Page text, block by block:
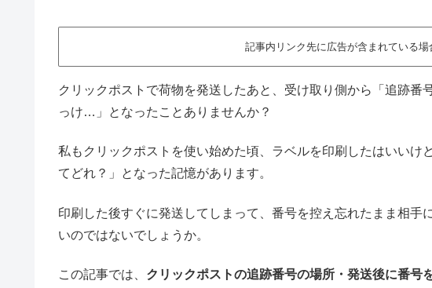
記事内リンク先に広告が含まれている場
クリックポストで荷物を発送したあと、受け取り側から「追跡番
っけ…」となったことありませんか？
私もクリックポストを使い始めた頃、ラベルを印刷したはいいけ
てどれ？」となった記憶があります。
印刷した後すぐに発送してしまって、番号を控え忘れたまま相手
いのではないでしょうか。
この記事では、 クリックポストの追跡番号の場所・発送後に番号